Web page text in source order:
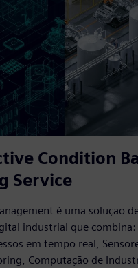
Condition
Service
é uma solução
industrial que combina:
em tempo real,
Computação de